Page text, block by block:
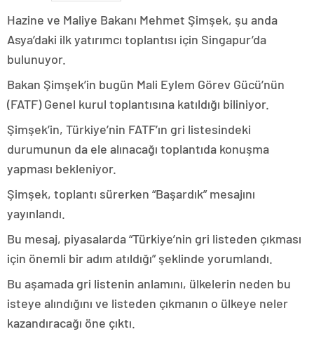
Hazine ve Maliye Bakanı Mehmet Şimşek, şu anda
Asya’daki ilk yatırımcı toplantısı için Singapur’da
bulunuyor.
Bakan Şimşek’in bugün Mali Eylem Görev Gücü’nün
(FATF) Genel kurul toplantısına katıldığı biliniyor.
Şimşek’in, Türkiye’nin FATF’ın gri listesindeki
durumunun da ele alınacağı toplantıda konuşma
yapması bekleniyor.
Şimşek, toplantı sürerken “Başardık” mesajını
yayınlandı.
Bu mesaj, piyasalarda “Türkiye’nin gri listeden çıkması
için önemli bir adım atıldığı” şeklinde yorumlandı.
Bu aşamada gri listenin anlamını, ülkelerin neden bu
isteye alındığını ve listeden çıkmanın o ülkeye neler
kazandıracağı öne çıktı.